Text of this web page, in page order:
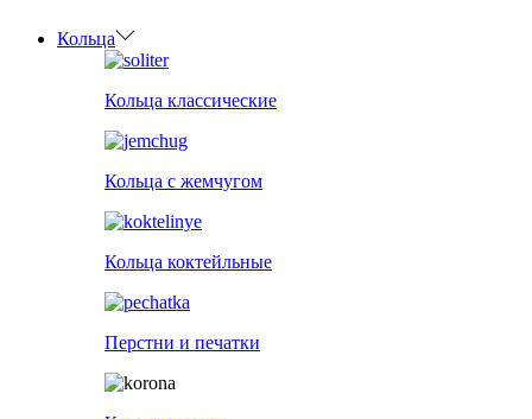
Кольца
Кольца классические
Кольца с жемчугом
Кольца коктейльные
Перстни и печатки